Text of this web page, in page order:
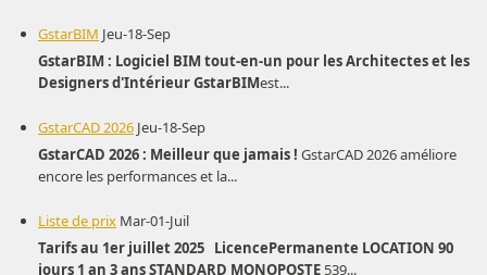
GstarBIM Jeu-18-Sep
GstarBIM : Logiciel BIM tout-en-un pour les Architectes et les
Designers d'IntérieurGstarBIMest...
GstarCAD 2026 Jeu-18-Sep
GstarCAD 2026 : Meilleur que jamais ! GstarCAD 2026 améliore
encore les performances et la...
Liste de prix Mar-01-Juil
Tarifs au 1er juillet 2025 LicencePermanente LOCATION 90
jours 1 an 3 ansSTANDARD MONOPOSTE 539...